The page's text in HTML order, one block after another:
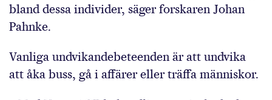
bland dessa individer, säger forskaren Johan
Pahnke.
Vanliga undvikandebeteenden är att undvika
att åka buss, gå i affärer eller träffa människor.